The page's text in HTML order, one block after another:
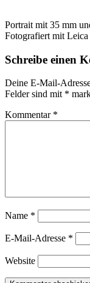
Portrait mit 35 mm
Fotografiert mit
Schreibe einen
Deine E-Mail-
Felder sind mit *
Kommentar *
Name *
E-Mail-Adresse *
Website